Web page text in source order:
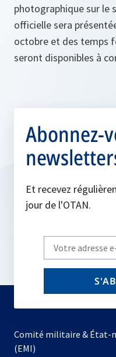
photographique sur le
officielle sera
octobre et des temps
seront disponibles à
Abonnez-
Et recevez
jour de l'OTAN.
Write
your
email
Comité militaire &
(EMI)